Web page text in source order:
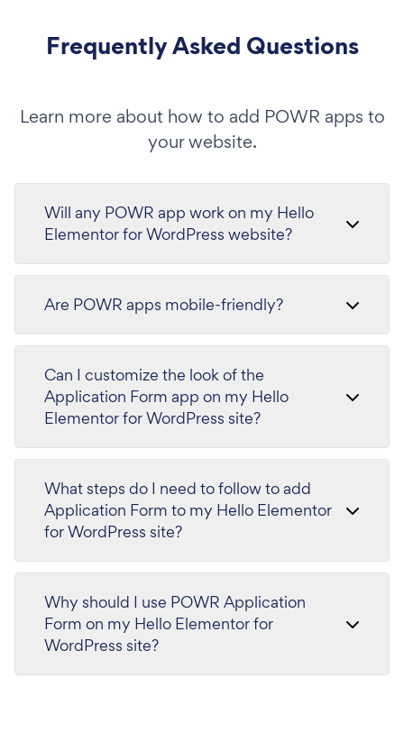
Frequently Asked Questions
Learn more about how to add POWR apps to
your website.
Will any POWR app work on my Hello
Elementor for WordPress website?
Are POWR apps mobile-friendly?
Can I customize the look of the
Application Form app on my Hello
Elementor for WordPress site?
What steps do I need to follow to add
Application Form to my Hello Elementor
for WordPress site?
Why should I use POWR Application
Form on my Hello Elementor for
WordPress site?